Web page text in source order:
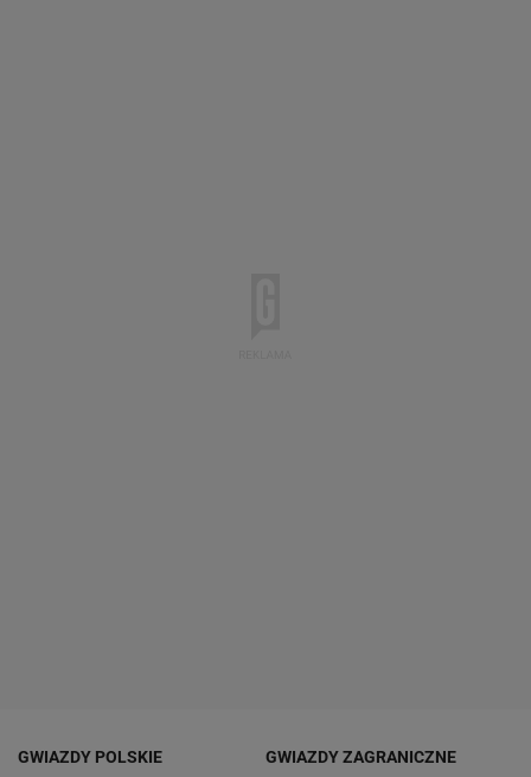
GWIAZDY POLSKIE GWIAZDY ZAGRANICZNE